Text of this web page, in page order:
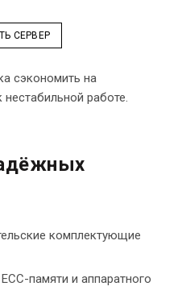
СЕРВЕР
сэкономить на
работе.
комплектующие
памяти и аппаратного